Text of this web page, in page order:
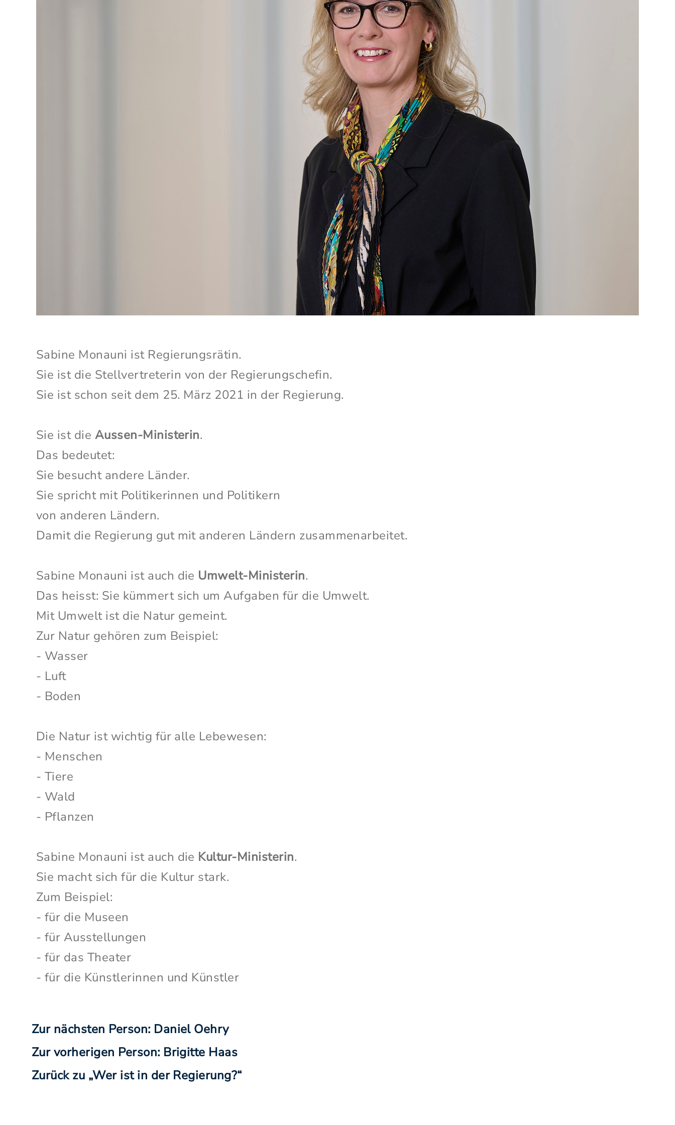
Sabine Monauni ist Regierungsrätin.
Sie ist die Stellvertreterin von der Regierungschefin.
Sie ist schon seit dem 25. März 2021 in der Regierung.
Sie ist die Aussen-Ministerin.
Das bedeutet:
Sie besucht andere Länder.
Sie spricht mit Politikerinnen und Politikern
von anderen Ländern.
Damit die Regierung gut mit anderen Ländern zusammenarbeitet.
Sabine Monauni ist auch die Umwelt-Ministerin.
Das heisst: Sie kümmert sich um Aufgaben für die Umwelt.
Mit Umwelt ist die Natur gemeint.
Zur Natur gehören zum Beispiel:
- Wasser
- Luft
- Boden
Die Natur ist wichtig für alle Lebewesen:
- Menschen
- Tiere
- Wald
- Pflanzen
Sabine Monauni ist auch die Kultur-Ministerin.
Sie macht sich für die Kultur stark.
Zum Beispiel:
- für die Museen
- für Ausstellungen
- für das Theater
- für die Künstlerinnen und Künstler
Zur nächsten Person: Daniel Oehry
Zur vorherigen Person: Brigitte Haas
Zurück zu „Wer ist in der Regierung?“